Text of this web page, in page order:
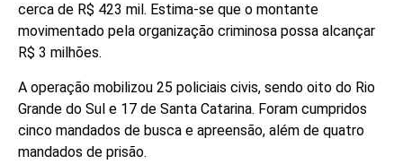
cerca de R$ 423 mil. Estima-se que o montante
movimentado pela organização criminosa possa alcançar
R$ 3 milhões.
A operação mobilizou 25 policiais civis, sendo oito do Rio
Grande do Sul e 17 de Santa Catarina. Foram cumpridos
cinco mandados de busca e apreensão, além de quatro
mandados de prisão.